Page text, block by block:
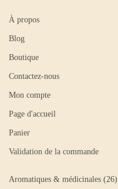
À propos
Blog
Boutique
Contactez-nous
Mon compte
Page d'accueil
Panier
Validation de la commande
Aromatiques & médicinales 26